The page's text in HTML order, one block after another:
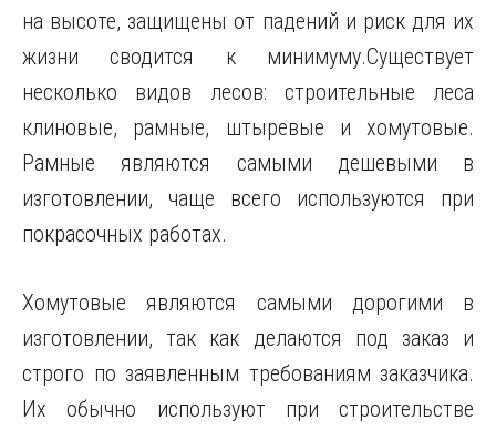
на высоте, защищены от падений и риск для их
жизни сводится к минимуму.Существует
несколько видов лесов: строительные леса
клиновые, рамные, штыревые и хомутовые.
Рамные являются самыми дешевыми в
изготовлении, чаще всего используются при
покрасочных работах.
Хомутовые являются самыми дорогими в
изготовлении, так как делаются под заказ и
строго по заявленным требованиям заказчика.
Их обычно используют при строительстве